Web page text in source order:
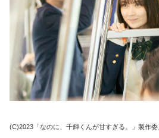
(C)2023「なのに、千輝くんが甘すぎる。」製作